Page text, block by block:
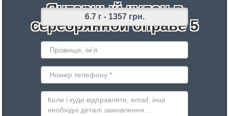
Янтарный кулон в
серебрянной оправе 5
6.7 г - 1357 грн.